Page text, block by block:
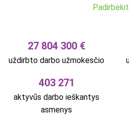
27 804 300 €
uždirbto darbo užmokesčio
403 271
aktyvūs darbo ieškantys
asmenys